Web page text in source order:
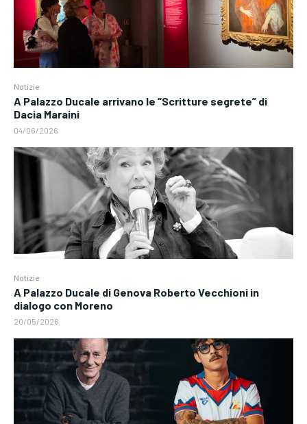
Notizie
A Palazzo Ducale arrivano le “Scritture segrete” di
Dacia Maraini
04/06/2026
Notizie
A Palazzo Ducale di Genova Roberto Vecchioni in
dialogo con Moreno
20/05/2026